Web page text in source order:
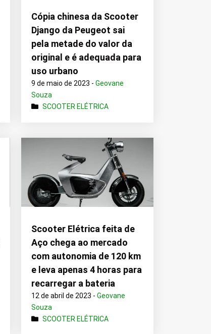
Cópia chinesa da Scooter
Django da Peugeot sai
pela metade do valor da
original e é adequada para
uso urbano
9 de maio de 2023 -Geovane
Souza
SCOOTER ELÉTRICA
Scooter Elétrica feita de
Aço chega ao mercado
com autonomia de 120 km
e leva apenas 4 horas para
recarregar a bateria
12 de abril de 2023 -Geovane
Souza
SCOOTER ELÉTRICA